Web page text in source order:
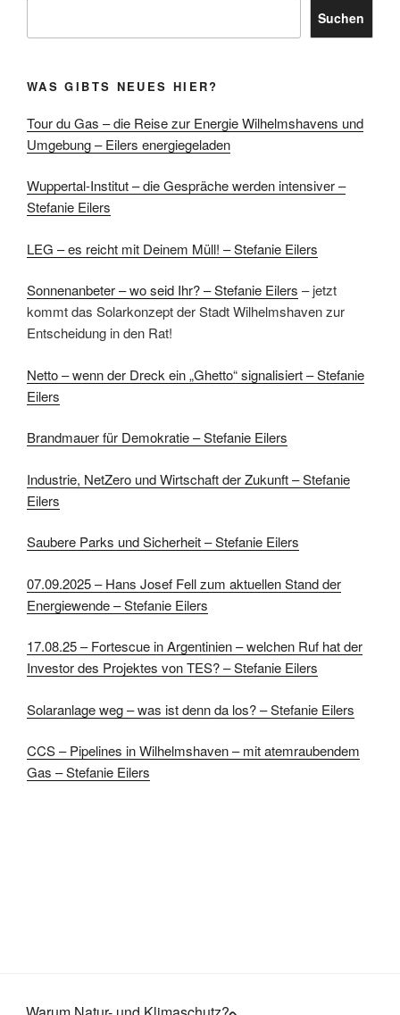
Suchen
WAS GIBTS NEUES HIER?
Tour du Gas – die Reise zur Energie Wilhelmshavens und
Umgebung – Eilers energiegeladen
Wuppertal-Institut – die Gespräche werden intensiver –
Stefanie Eilers
LEG – es reicht mit Deinem Müll! – Stefanie Eilers
Sonnenanbeter – wo seid Ihr? – Stefanie Eilers – jetzt
kommt das Solarkonzept der Stadt Wilhelmshaven zur
Entscheidung in den Rat!
Netto – wenn der Dreck ein „Ghetto“ signalisiert – Stefanie
Eilers
Brandmauer für Demokratie – Stefanie Eilers
Industrie, NetZero und Wirtschaft der Zukunft – Stefanie
Eilers
Saubere Parks und Sicherheit – Stefanie Eilers
07.09.2025 – Hans Josef Fell zum aktuellen Stand der
Energiewende – Stefanie Eilers
17.08.25 – Fortescue in Argentinien – welchen Ruf hat der
Investor des Projektes von TES? – Stefanie Eilers
Solaranlage weg – was ist denn da los? – Stefanie Eilers
CCS – Pipelines in Wilhelmshaven – mit atemraubendem
Gas – Stefanie Eilers